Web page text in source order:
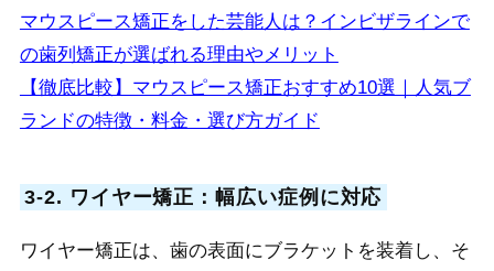
マウスピース矯正をした芸能人は？インビザラインで
の歯列矯正が選ばれる理由やメリット
【徹底比較】マウスピース矯正おすすめ10選｜人気ブ
ランドの特徴・料金・選び方ガイド
3-2. ワイヤー矯正：幅広い症例に対応
ワイヤー矯正は、歯の表面にブラケットを装着し、そ